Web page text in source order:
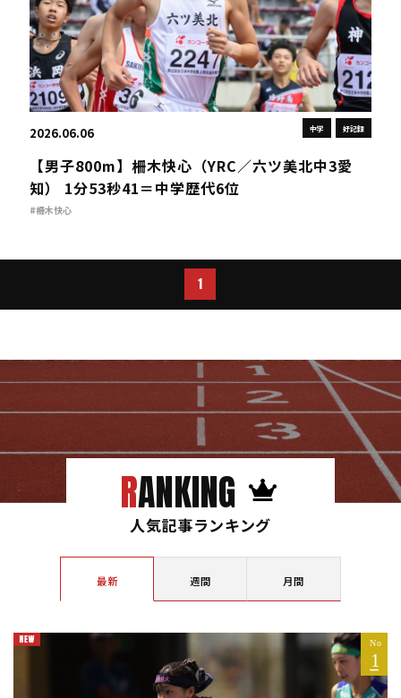
中学 好記録
2026.06.06
【男子800m】柵木快心（YRC／六ツ美北中3愛
知） 1分53秒41＝中学歴代6位
#柵木快心
1
RANKING
人気記事ランキング
最新 週間 月間